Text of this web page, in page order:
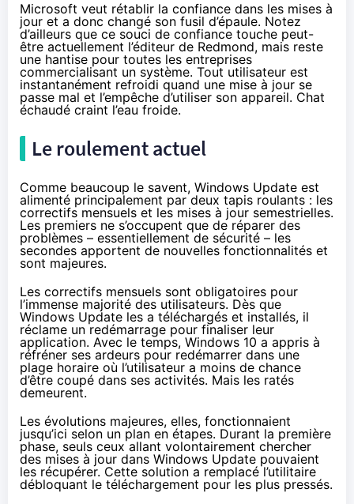
Microsoft veut rétablir la confiance dans les mises à
jour et a donc changé son fusil d’épaule. Notez
d’ailleurs que ce souci de confiance touche peut-
être actuellement l’éditeur de Redmond, mais reste
une hantise pour toutes les entreprises
commercialisant un système. Tout utilisateur est
instantanément refroidi quand une mise à jour se
passe mal et l’empêche d’utiliser son appareil. Chat
échaudé craint l’eau froide.
Le roulement actuel
Comme beaucoup le savent, Windows Update est
alimenté principalement par deux tapis roulants : les
correctifs mensuels et les mises à jour semestrielles.
Les premiers ne s’occupent que de réparer des
problèmes – essentiellement de sécurité – les
secondes apportent de nouvelles fonctionnalités et
sont majeures.
Les correctifs mensuels sont obligatoires pour
l’immense majorité des utilisateurs. Dès que
Windows Update les a téléchargés et installés, il
réclame un redémarrage pour finaliser leur
application. Avec le temps, Windows 10 a appris à
réfréner ses ardeurs pour redémarrer dans une
plage horaire où l’utilisateur a moins de chance
d’être coupé dans ses activités. Mais les ratés
demeurent.
Les évolutions majeures, elles, fonctionnaient
jusqu’ici selon un plan en étapes. Durant la première
phase, seuls ceux allant volontairement chercher
des mises à jour dans Windows Update pouvaient
les récupérer. Cette solution a remplacé l’utilitaire
débloquant le téléchargement pour les plus pressés.